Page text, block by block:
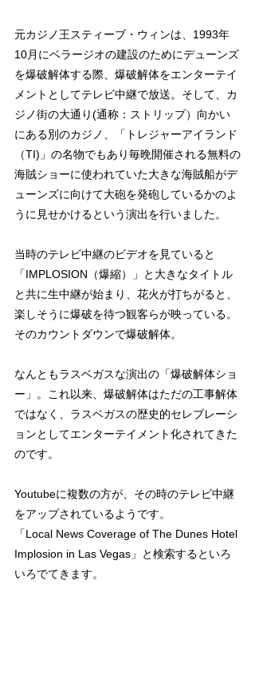
元カジノ王スティーブ・ウィンは、1993年
10月にベラージオの建設のためにデューンズ
を爆破解体する際、爆破解体をエンターテイ
メントとしてテレビ中継で放送。そして、カ
ジノ街の大通り(通称：ストリップ）向かい
にある別のカジノ、「トレジャーアイランド
（TI)」の名物でもあり毎晩開催される無料の
海賊ショーに使われていた大きな海賊船がデ
ューンズに向けて大砲を発砲しているかのよ
うに見せかけるという演出を行いました。
当時のテレビ中継のビデオを見ていると
「IMPLOSION（爆縮）」と大きなタイトル
と共に生中継が始まり、花火が打ちがると、
楽しそうに爆破を待つ観客らが映っている。
そのカウントダウンで爆破解体。
なんともラスベガスな演出の「爆破解体ショ
ー」。これ以来、爆破解体はただの工事解体
ではなく、ラスベガスの歴史的セレブレーシ
ョンとしてエンターテイメント化されてきた
のです。
Youtubeに複数の方が、その時のテレビ中継
をアップされているようです。
「Local News Coverage of The Dunes Hotel
Implosion in Las Vegas」と検索するといろ
いろでてきます。